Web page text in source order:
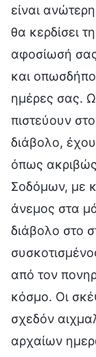
είναι
θα κερδίσει
αφοσίωσή
και
ημέρες σας.
πιστεύουν
διάβολο,
όπως
Σοδόμων, με
άνεμος στα
διάβολο στο
από τον
κόσμο. Οι
σχεδόν
αρχαίων